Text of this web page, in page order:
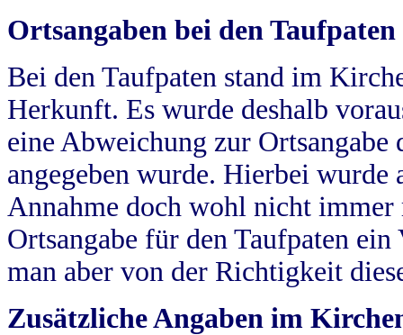
Ortsangaben bei den Taufpaten
Bei den Taufpaten stand im
Herkunft. Es wurde deshalb
eine Abweichung zur
angegeben wurde. Hierbei wurde
Annahme doch wohl nicht
Ortsangabe für den Taufpaten
man aber von der Richtigkeit
Zusätzliche Angaben im